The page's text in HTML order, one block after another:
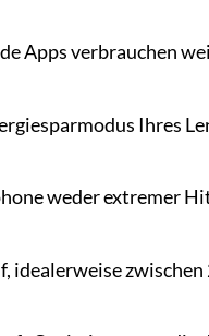
Apps verbrauchen
Ihres
weder extremer
idealerweise